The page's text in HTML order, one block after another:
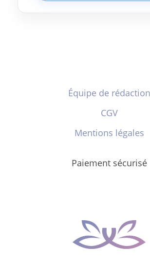
Équipe de rédaction
CGV
Mentions légales
Paiement sécurisé